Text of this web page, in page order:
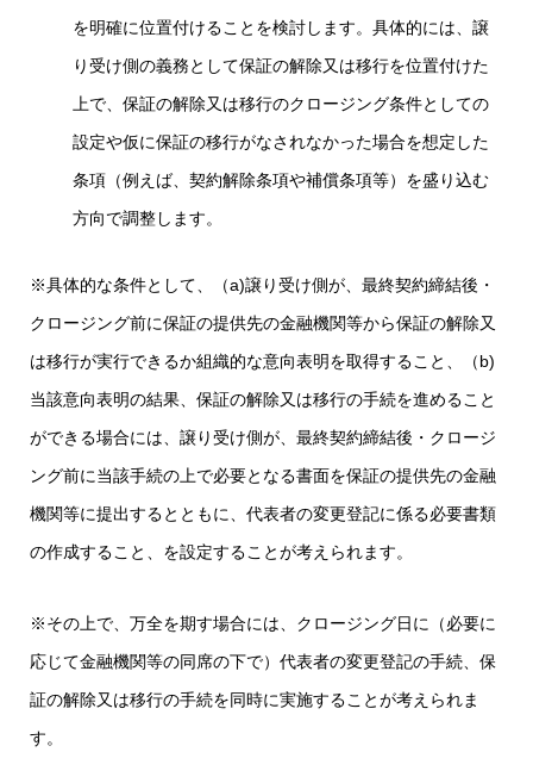
を明確に位置付けることを検討します。具体的には、譲
り受け側の義務として保証の解除又は移行を位置付けた
上で、保証の解除又は移行のクロージング条件としての
設定や仮に保証の移行がなされなかった場合を想定した
条項（例えば、契約解除条項や補償条項等）を盛り込む
方向で調整します。
※具体的な条件として、（a)譲り受け側が、最終契約締結後・
クロージング前に保証の提供先の金融機関等から保証の解除又
は移行が実行できるか組織的な意向表明を取得すること、（b)
当該意向表明の結果、保証の解除又は移行の手続を進めること
ができる場合には、譲り受け側が、最終契約締結後・クロージ
ング前に当該手続の上で必要となる書面を保証の提供先の金融
機関等に提出するとともに、代表者の変更登記に係る必要書類
の作成すること、を設定することが考えられます。
※その上で、万全を期す場合には、クロージング日に（必要に
応じて金融機関等の同席の下で）代表者の変更登記の手続、保
証の解除又は移行の手続を同時に実施することが考えられま
す。